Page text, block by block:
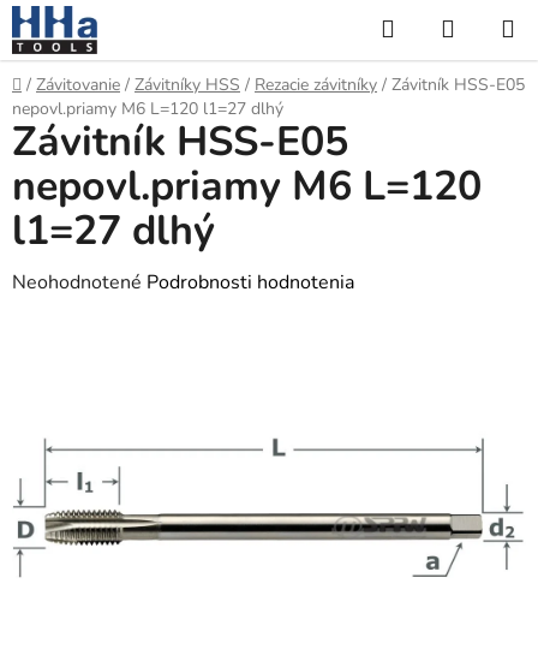
Prejsť
na
obsah
Hľadať
KOŠÍK
Domov
/ Závitovanie / Závitníky HSS / Rezacie závitníky / Závitník HSS-E05
nepovl.priamy M6 L=120 l1=27 dlhý
Závitník HSS-E05
nepovl.priamy M6 L=120
l1=27 dlhý
Priemerné
5
hviezdičiek.
Neohodnotené Podrobnosti hodnotenia